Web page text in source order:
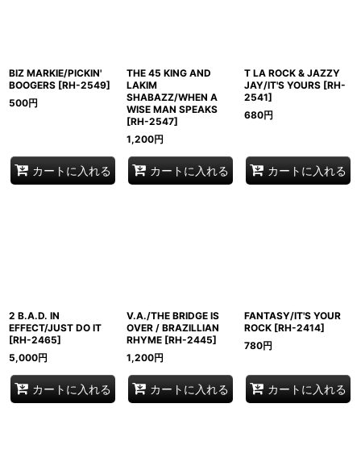
BIZ MARKIE/PICKIN'
BOOGERS [RH-2549]
500円
カートに入れる
THE 45 KING AND
LAKIM
SHABAZZ/WHEN A
WISE MAN SPEAKS
[RH-2547]
1,200円
カートに入れる
T LA ROCK & JAZZY
JAY/IT'S YOURS [RH-
2541]
680円
カートに入れる
2 B.A.D. IN
EFFECT/JUST DO IT
[RH-2465]
5,000円
カートに入れる
V.A./THE BRIDGE IS
OVER / BRAZILLIAN
RHYME [RH-2445]
1,200円
カートに入れる
FANTASY/IT'S YOUR
ROCK [RH-2414]
780円
カートに入れる